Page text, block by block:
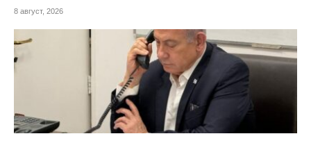
8 август, 2026